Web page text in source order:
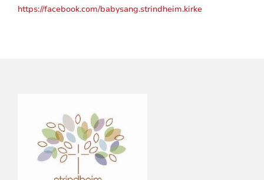
https://facebook.com/babysang.strindheim.kirke